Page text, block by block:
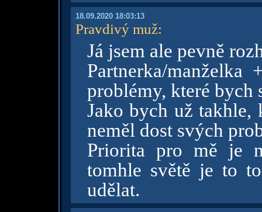
18.09.2020 18:03:13
Pravdivý muž:
Já jsem ale pevně
Partnerka/
problémy, které bych
Jako bych už takhle,
neměl dost svých
Priorita pro mě je
tomhle světě je to
udělat.